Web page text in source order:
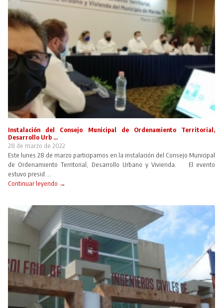
Instalación del Consejo Municipal de Ordenamiento Territorial,
Desarrollo Urb ...
28 de marzo de 2022
Este lunes 28 de marzo participamos en la instalación del Consejo Municipal
de Ordenamiento Territorial, Desarrollo Urbano y Vivienda. El evento
estuvo presid ...
Continuar leyendo →